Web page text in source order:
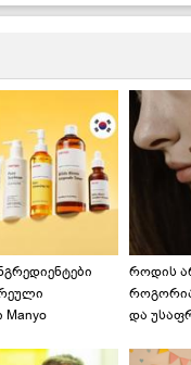
როდის
და